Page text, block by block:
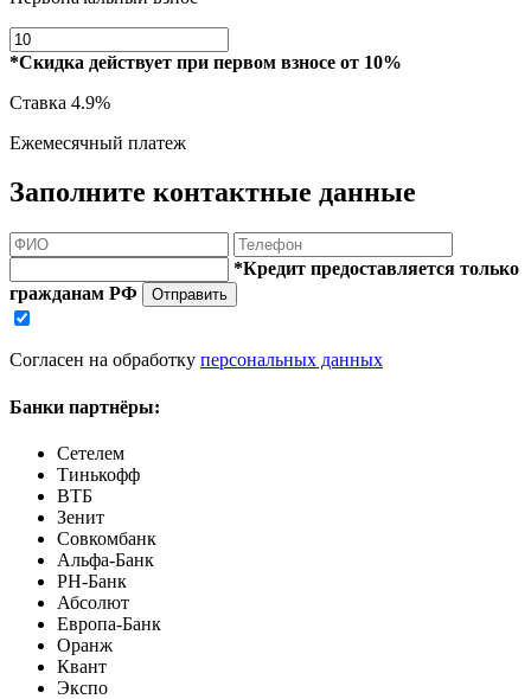
*Скидка действует при первом взносе от 10%
Ставка 4.9%
Ежемесячный платеж
Заполните контактные данные
*Кредит предоставляется только
гражданам РФ
Отправить
Согласен на обработку персональных данных
Банки партнёры:
Сетелем
Тинькофф
ВТБ
Зенит
Совкомбанк
Альфа-Банк
РН-Банк
Абсолют
Европа-Банк
Оранж
Квант
Экспо